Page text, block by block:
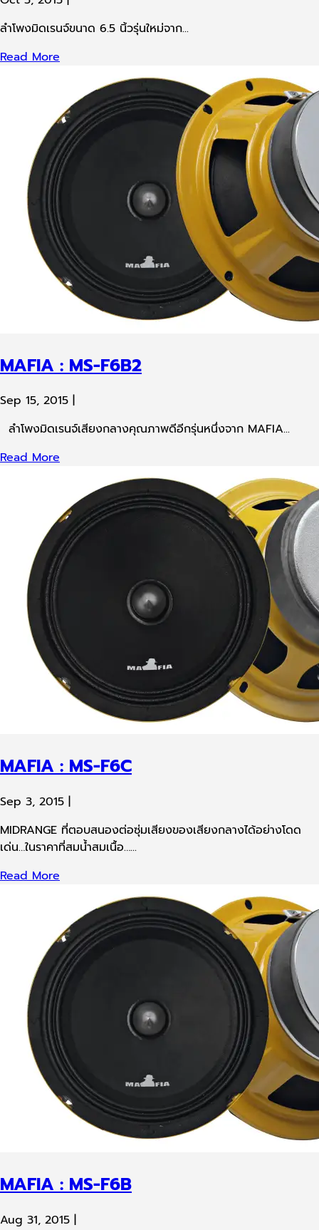
ลำโพงมิดเรนจ์ขนาด 6.5 นิ้วรุ่นใหม่จาก...
Read More
MAFIA : MS-F6B2
Sep 15, 2015
ลำโพงมิดเรนจ์เสียงกลางคุณภาพดีอีกรุ่นหนึ่งจาก MAFIA...
Read More
MAFIA : MS-F6C
Sep 3, 2015 |
MIDRANGE ที่ตอบสนองต่อซุ่มเสียงของเสียงกลางได้อย่างโดด
เด่น…ในราคาที่สมน้ำสมเนื้อ…...
Read More
MAFIA : MS-F6B
Aug 31, 2015 |